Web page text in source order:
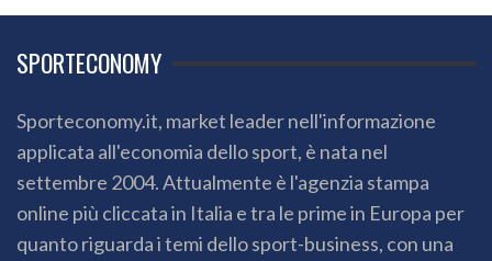
SPORTECONOMY
Sporteconomy.it, market leader nell'informazione
applicata all'economia dello sport, è nata nel
settembre 2004. Attualmente è l'agenzia stampa
online più cliccata in Italia e tra le prime in Europa per
quanto riguarda i temi dello sport-business, con una